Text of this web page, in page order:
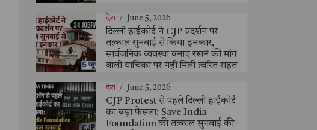
देश / June 5, 2026
दिल्ली हाईकोर्ट ने CJP प्रदर्शन पर
तत्काल सुनवाई से किया इनकार,
सार्वजनिक व्यवस्था बनाए रखने की मांग
वाली याचिका पर नहीं मिली त्वरित राहत
देश / June 5, 2026
CJP Protest से पहले दिल्ली हाईकोर्ट
का बड़ा फैसला: Save India
Foundation की तत्काल सुनवाई की